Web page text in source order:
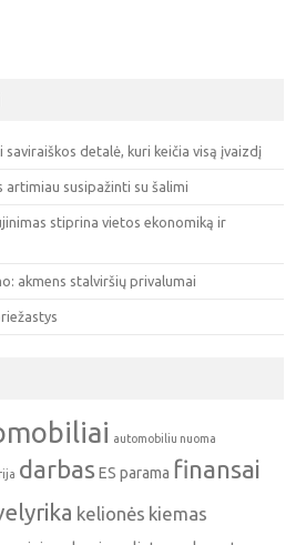
detalė, kuri keičia visą įvaizdį
artimiau susipažinti su šalimi
stiprina vietos ekonomiką ir
akmens stalviršių privalumai
automobiliu nuoma
darbas ES parama finansai
kelionės kiemas